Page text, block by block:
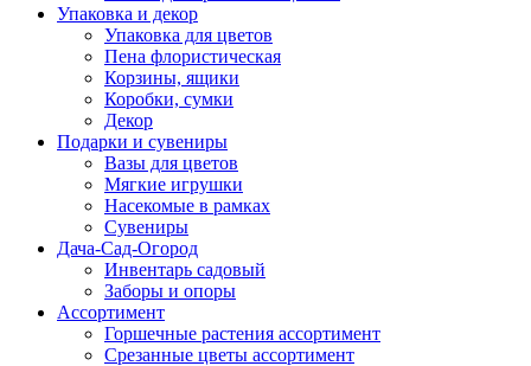
Упаковка и декор
Упаковка для цветов
Пена флористическая
Корзины, ящики
Коробки, сумки
Декор
Подарки и сувениры
Вазы для цветов
Мягкие игрушки
Насекомые в рамках
Сувениры
Дача-Сад-Огород
Инвентарь садовый
Заборы и опоры
Ассортимент
Горшечные растения ассортимент
Срезанные цветы ассортимент